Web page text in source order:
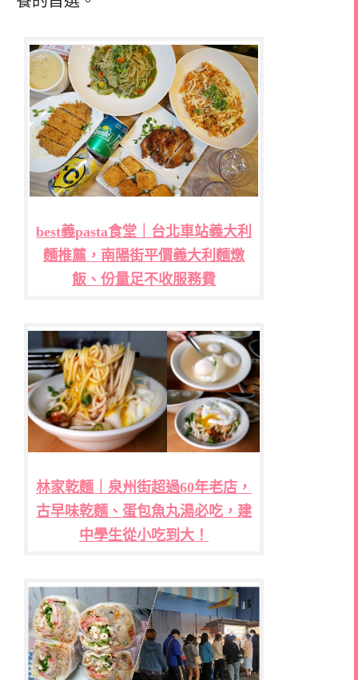
best義pasta食堂｜台北車站義大利
麵推薦，南陽街平價義大利麵燉
飯、份量足不收服務費
林家乾麵｜泉州街超過60年老店，
古早味乾麵、蛋包魚丸湯必吃，建
中學生從小吃到大！